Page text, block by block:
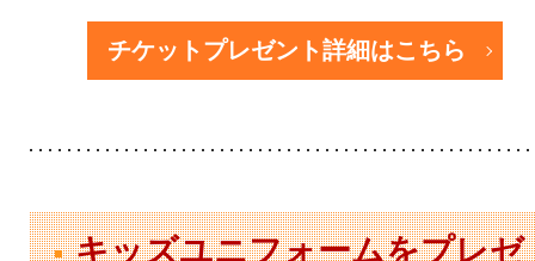
チケットプレゼント詳細はこちら
キッズユニフォームをプレゼ